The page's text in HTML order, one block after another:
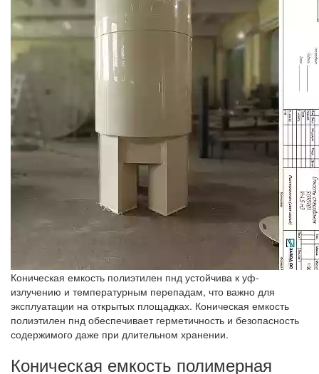
Коническая емкость полиэтилен пнд устойчива к уф-
излучению и температурным перепадам, что важно для
эксплуатации на открытых площадках. Коническая емкость
полиэтилен пнд обеспечивает герметичность и безопасность
содержимого даже при длительном хранении.
Коническая емкость полимерная